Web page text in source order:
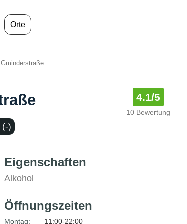
Orte
4.1/5
10 Bewertung
(-)
Eigenschaften
Alkohol
Öffnungszeiten
Montag:
11:00-22:00